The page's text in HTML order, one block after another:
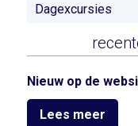
Dagexcursies
Nieuw op de
Lees meer